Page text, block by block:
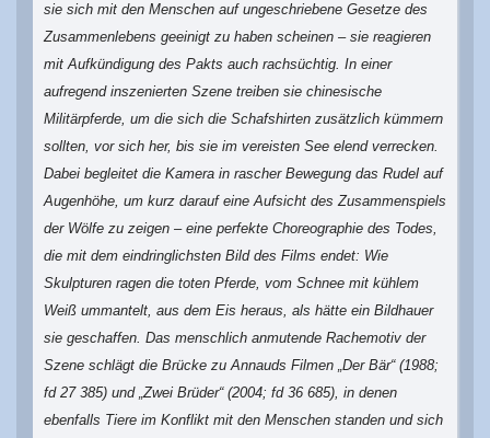
sie sich mit den Menschen auf ungeschriebene Gesetze des
Zusammenlebens geeinigt zu haben scheinen – sie reagieren
mit Aufkündigung des Pakts auch rachsüchtig. In einer
aufregend inszenierten Szene treiben sie chinesische
Militärpferde, um die sich die Schafshirten zusätzlich kümmern
sollten, vor sich her, bis sie im vereisten See elend verrecken.
Dabei begleitet die Kamera in rascher Bewegung das Rudel auf
Augenhöhe, um kurz darauf eine Aufsicht des Zusammenspiels
der Wölfe zu zeigen – eine perfekte Choreographie des Todes,
die mit dem eindringlichsten Bild des Films endet: Wie
Skulpturen ragen die toten Pferde, vom Schnee mit kühlem
Weiß ummantelt, aus dem Eis heraus, als hätte ein Bildhauer
sie geschaffen. Das menschlich anmutende Rachemotiv der
Szene schlägt die Brücke zu Annauds Filmen „Der Bär“ (1988;
fd 27 385) und „Zwei Brüder“ (2004; fd 36 685), in denen
ebenfalls Tiere im Konflikt mit den Menschen standen und sich